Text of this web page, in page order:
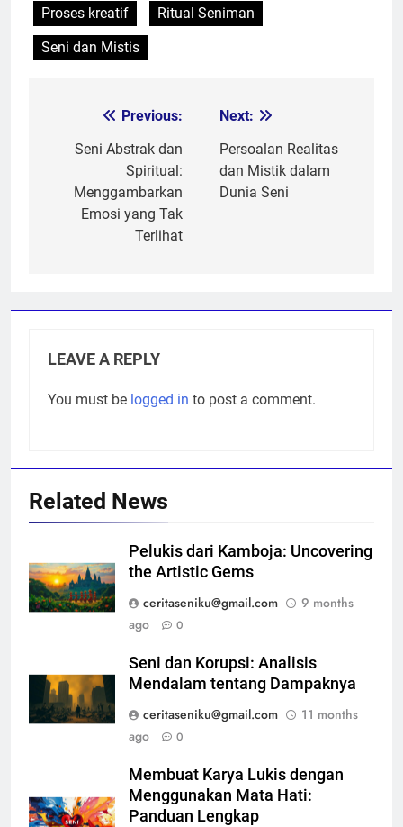
Proses kreatif
Ritual Seniman
Seni dan Mistis
navigation
Previous:
Seni Abstrak dan
Spiritual:
Menggambarkan
Emosi yang Tak
Terlihat
Next:
Persoalan Realitas
dan Mistik dalam
Dunia Seni
LEAVE A REPLY
You must be logged in to post a comment.
Related News
Pelukis dari Kamboja: Uncovering
the Artistic Gems
ceritaseniku@gmail.com
9 months
ago
0
Seni dan Korupsi: Analisis
Mendalam tentang Dampaknya
ceritaseniku@gmail.com
11 months
ago
0
Membuat Karya Lukis dengan
Menggunakan Mata Hati:
Panduan Lengkap